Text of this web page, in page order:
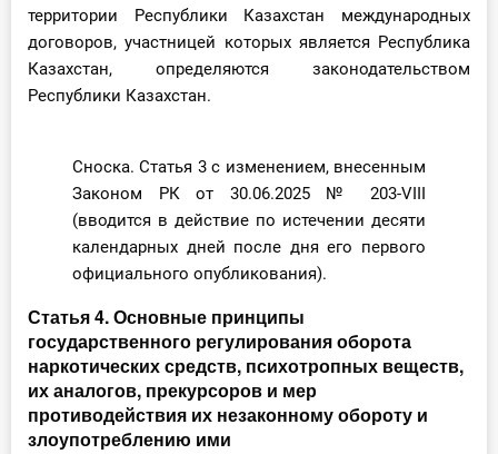
территории Республики Казахстан международных
договоров, участницей которых является Республика
Казахстан, определяются законодательством
Республики Казахстан.
Сноска. Статья 3 с изменением, внесенным
Законом РК от 30.06.2025 № 203-VIII
(вводится в действие по истечении десяти
календарных дней после дня его первого
официального опубликования).
Статья 4. Основные принципы
государственного регулирования оборота
наркотических средств, психотропных веществ,
их аналогов, прекурсоров и мер
противодействия их незаконному обороту и
злоупотреблению ими